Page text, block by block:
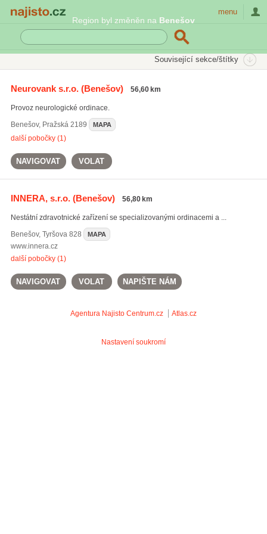
Region byl změněn na Benešov
menu
Související sekce/štítky
Neurovank s.r.o.(Benešov) 56,60 km
Provoz neurologické ordinace.
Benešov, Pražská 2189 MAPA
další pobočky (1)
NAVIGOVAT VOLAT
INNERA, s.r.o.(Benešov) 56,80 km
Nestátní zdravotnické zařízení se specializovanými ordinacemi a ...
Benešov, Tyršova 828 MAPA
www.innera.cz
další pobočky (1)
NAVIGOVAT VOLAT NAPIŠTE NÁM
Agentura Najisto Centrum.cz Atlas.cz
Nastavení soukromí